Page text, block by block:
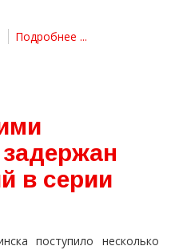
Подробнее ...
в серии
поступило несколько